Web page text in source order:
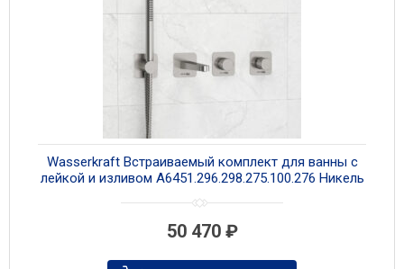
Wasserkraft Встраиваемый комплект для ванны с
лейкой и изливом A6451.296.298.275.100.276 Никель
50 470 ₽